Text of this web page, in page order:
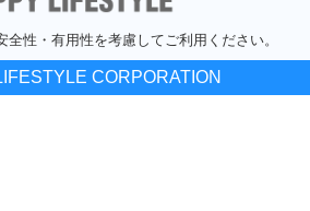
全性・有用性を考慮してご利用ください。
CORPORATION